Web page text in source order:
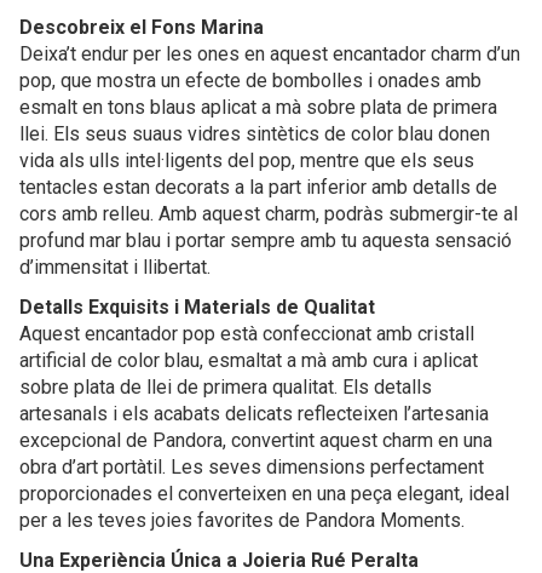
Descobreix el Fons Marina
Deixa’t endur per les ones en aquest encantador charm d’un
pop, que mostra un efecte de bombolles i onades amb
esmalt en tons blaus aplicat a mà sobre plata de primera
llei. Els seus suaus vidres sintètics de color blau donen
vida als ulls intel·ligents del pop, mentre que els seus
tentacles estan decorats a la part inferior amb detalls de
cors amb relleu. Amb aquest charm, podràs submergir-te al
profund mar blau i portar sempre amb tu aquesta sensació
d’immensitat i llibertat.
Detalls Exquisits i Materials de Qualitat
Aquest encantador pop està confeccionat amb cristall
artificial de color blau, esmaltat a mà amb cura i aplicat
sobre plata de llei de primera qualitat. Els detalls
artesanals i els acabats delicats reflecteixen l’artesania
excepcional de Pandora, convertint aquest charm en una
obra d’art portàtil. Les seves dimensions perfectament
proporcionades el converteixen en una peça elegant, ideal
per a les teves joies favorites de Pandora Moments.
Una Experiència Única a Joieria Rué Peralta